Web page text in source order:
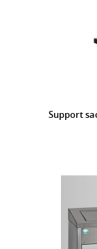
Support